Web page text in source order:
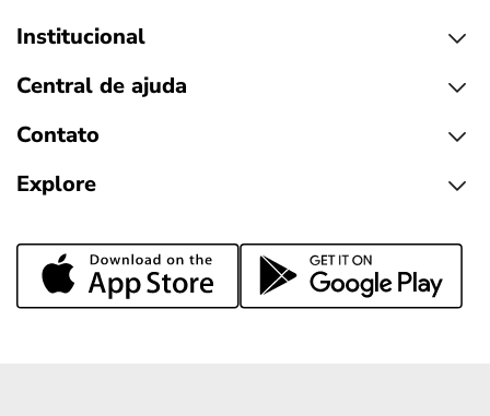
Institucional
Central de ajuda
Contato
Explore